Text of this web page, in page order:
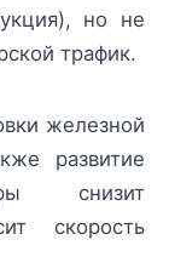
но не
трафик.
железной
развитие
снизит
скорость